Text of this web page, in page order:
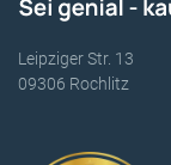
Leipziger Str. 13
09306 Rochlitz